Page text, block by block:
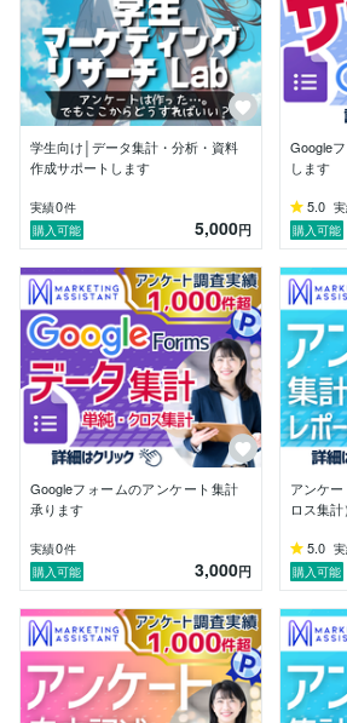
・広告効果測定、プロモーション分析
・新商品の受容性調査、顧客満足度
・新規事業のニーズ調査、事業可能
・学術調査、統計分析
食品・化粧品・IT・教育・不動産・
な業界に対応しています。
✓ 【データ集計】アンケート結果の
など、大量データを正確かつ迅速に処
✓ 【データ分析】「このデータが何
「どんなアクションが必要か」を明
ます。
✓ 【レポート作成】経営層が一目で
的でわかりやすいレポートを作成。
ンを明確に提示します。
■ こんな方におすすめ
✓ 初めてマーケティングリサーチを
✓ 社内にデータ分析のリソースがな
事業主
✓ 調査結果の解釈に困っている方
✓ 限られた予算で最大の効果を得た
「データの見方が分からなかったが
できた」
「納期が厳しかったが、予定より早
た」
「提案された分析手法で、予想外の
学生向け│データ集計・分析・資料
作成サポートします
実績0件
購入可能
5,000円
Google
します
5.0
購入可能
Googleフォームのアンケート集計
承ります
実績0件
購入可能
3,000円
アンケ
ロス集
5.0
購入可能